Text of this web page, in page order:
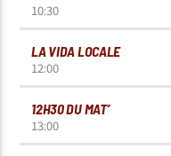
10:30
LA VIDA LOCALE
12:00
12H30 DU MAT’
13:00